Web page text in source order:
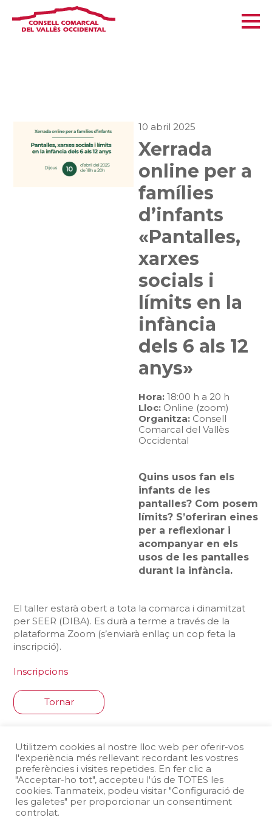
10 abril 2025
Xerrada
online per a
famílies
d’infants
«Pantalles,
xarxes
socials i
límits en la
infància
dels 6 als 12
anys»
Hora:18:00 h a 20 h
Lloc: Online (zoom)
Organitza: Consell
Comarcal del Vallès
Occidental
Quins usos fan els
infants de les
pantalles? Com posem
límits? S’oferiran eines
per a reflexionar i
acompanyar en els
usos de les pantalles
durant la infància.
El taller estarà obert a tota la comarca i dinamitzat
per SEER (DIBA). Es durà a terme a través de la
plataforma Zoom (s’enviarà enllaç un cop feta la
inscripció).
Inscripcions
Tornar
Comparteix la pàgina
Protecció de dades
Avís legal
Política de Cookies
Utilitzem cookies al nostre lloc web per oferir-vos
l'experiència més rellevant recordant les vostres
preferències i visites repetides. En fer clic a
"Acceptar-ho tot", accepteu l'ús de TOTES les
cookies. Tanmateix, podeu visitar "Configuració de
les galetes" per proporcionar un consentiment
controlat.